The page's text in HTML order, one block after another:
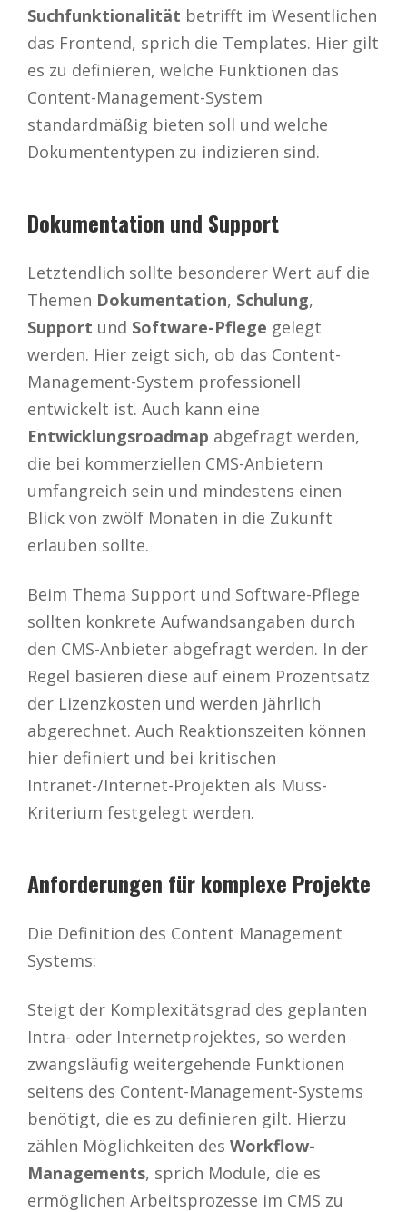
Suchfunktionalität betrifft im Wesentlichen
das Frontend, sprich die Templates. Hier gilt
es zu definieren, welche Funktionen das
Content-Management-System
standardmäßig bieten soll und welche
Dokumententypen zu indizieren sind.
Dokumentation und Support
Letztendlich sollte besonderer Wert auf die
Themen Dokumentation, Schulung,
Support und Software-Pflege gelegt
werden. Hier zeigt sich, ob das Content-
Management-System professionell
entwickelt ist. Auch kann eine
Entwicklungsroadmap abgefragt werden,
die bei kommerziellen CMS-Anbietern
umfangreich sein und mindestens einen
Blick von zwölf Monaten in die Zukunft
erlauben sollte.
Beim Thema Support und Software-Pflege
sollten konkrete Aufwandsangaben durch
den CMS-Anbieter abgefragt werden. In der
Regel basieren diese auf einem Prozentsatz
der Lizenzkosten und werden jährlich
abgerechnet. Auch Reaktionszeiten können
hier definiert und bei kritischen
Intranet-/Internet-Projekten als Muss-
Kriterium festgelegt werden.
Anforderungen für komplexe Projekte
Die Definition des Content Management
Systems:
Steigt der Komplexitätsgrad des geplanten
Intra- oder Internetprojektes, so werden
zwangsläufig weitergehende Funktionen
seitens des Content-Management-Systems
benötigt, die es zu definieren gilt. Hierzu
zählen Möglichkeiten des Workflow-
Managements, sprich Module, die es
ermöglichen Arbeitsprozesse im CMS zu